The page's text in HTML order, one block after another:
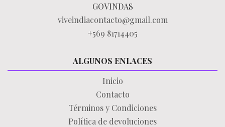
GOVINDAS
viveindiacontacto@gmail.com
+569 81714405
ALGUNOS ENLACES
Inicio
Contacto
Términos y Condiciones
Política de devoluciones